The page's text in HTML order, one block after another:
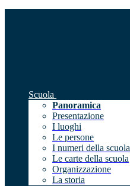
Scuola
Panoramica
Presentazione
I luoghi
Le persone
I numeri della scuola
Le carte della scuola
Organizzazione
La storia